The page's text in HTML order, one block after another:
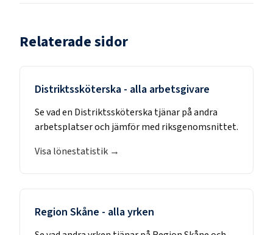
Relaterade sidor
Distriktssköterska - alla arbetsgivare
Se vad en Distriktssköterska tjänar på andra
arbetsplatser och jämför med riksgenomsnittet.
Visa lönestatistik →
Region Skåne - alla yrken